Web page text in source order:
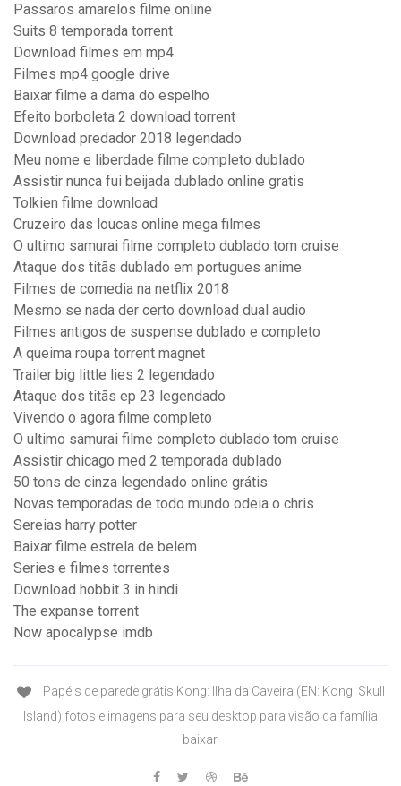
Passaros amarelos filme online
Suits 8 temporada torrent
Download filmes em mp4
Filmes mp4 google drive
Baixar filme a dama do espelho
Efeito borboleta 2 download torrent
Download predador 2018 legendado
Meu nome e liberdade filme completo dublado
Assistir nunca fui beijada dublado online gratis
Tolkien filme download
Cruzeiro das loucas online mega filmes
O ultimo samurai filme completo dublado tom cruise
Ataque dos titãs dublado em portugues anime
Filmes de comedia na netflix 2018
Mesmo se nada der certo download dual audio
Filmes antigos de suspense dublado e completo
A queima roupa torrent magnet
Trailer big little lies 2 legendado
Ataque dos titãs ep 23 legendado
Vivendo o agora filme completo
O ultimo samurai filme completo dublado tom cruise
Assistir chicago med 2 temporada dublado
50 tons de cinza legendado online grátis
Novas temporadas de todo mundo odeia o chris
Sereias harry potter
Baixar filme estrela de belem
Series e filmes torrentes
Download hobbit 3 in hindi
The expanse torrent
Now apocalypse imdb
Papéis de parede grátis Kong: Ilha da Caveira (EN: Kong: Skull
Island) fotos e imagens para seu desktop para visão da família
baixar.